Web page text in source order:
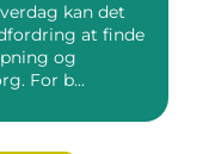
kan det
at finde
og
For b...